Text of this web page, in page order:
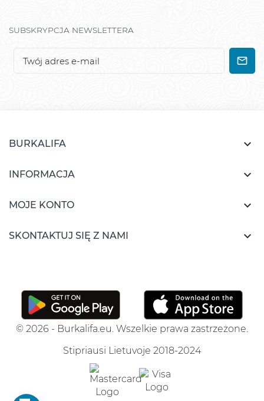
SUBSKRYPCJA NEWSLETTERA
BURKALIFA 
INFORMACJA 
MOJE KONTO 
SKONTAKTUJ SIĘ Z NAMI 
© 2026 - Burkalifa.eu. Wszelkie prawa zastrzeżone.
Stipriausi Lietuvoje 2018-2024